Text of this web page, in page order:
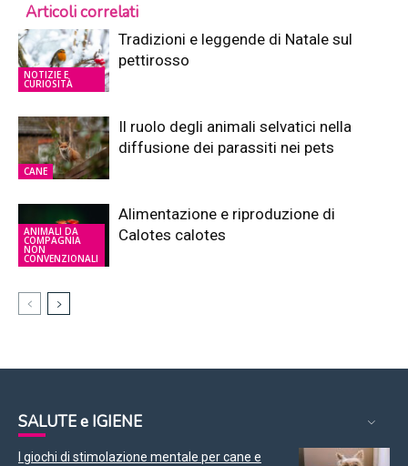
Articoli correlati
NOTIZIE E
CURIOSITÀ
Tradizioni e leggende di Natale sul
pettirosso
CANE
Il ruolo degli animali selvatici nella
diffusione dei parassiti nei pets
ANIMALI DA
COMPAGNIA
NON
CONVENZIONALI
Alimentazione e riproduzione di
Calotes calotes
SALUTE e IGIENE
I giochi di stimolazione mentale per cane e